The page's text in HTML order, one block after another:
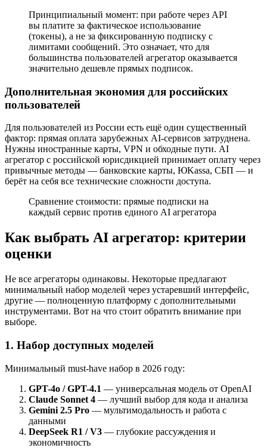
Принципиальный момент: при работе через API
вы платите за фактическое использование
(токены), а не за фиксированную подписку с
лимитами сообщений. Это означает, что для
большинства пользователей агрегатор оказывается
значительно дешевле прямых подписок.
Дополнительная экономия для российских
пользователей
Для пользователей из России есть ещё один существенный
фактор: прямая оплата зарубежных AI-сервисов затруднена.
Нужны иностранные карты, VPN и обходные пути. AI
агрегатор с российской юрисдикцией принимает оплату через
привычные методы — банковские карты, ЮKassa, СБП — и
берёт на себя все технические сложности доступа.
Сравнение стоимости: прямые подписки на
каждый сервис против единого AI агрегатора
Как выбрать AI агрегатор: критерии
оценки
Не все агрегаторы одинаковы. Некоторые предлагают
минимальный набор моделей через устаревший интерфейс,
другие — полноценную платформу с дополнительными
инструментами. Вот на что стоит обратить внимание при
выборе.
1. Набор доступных моделей
Минимальный must-have набор в 2026 году:
GPT-4o / GPT-4.1 — универсальная модель от OpenAI
Claude Sonnet 4 — лучший выбор для кода и анализа
Gemini 2.5 Pro — мультимодальность и работа с
данными
DeepSeek R1 / V3 — глубокие рассуждения и
экономичность